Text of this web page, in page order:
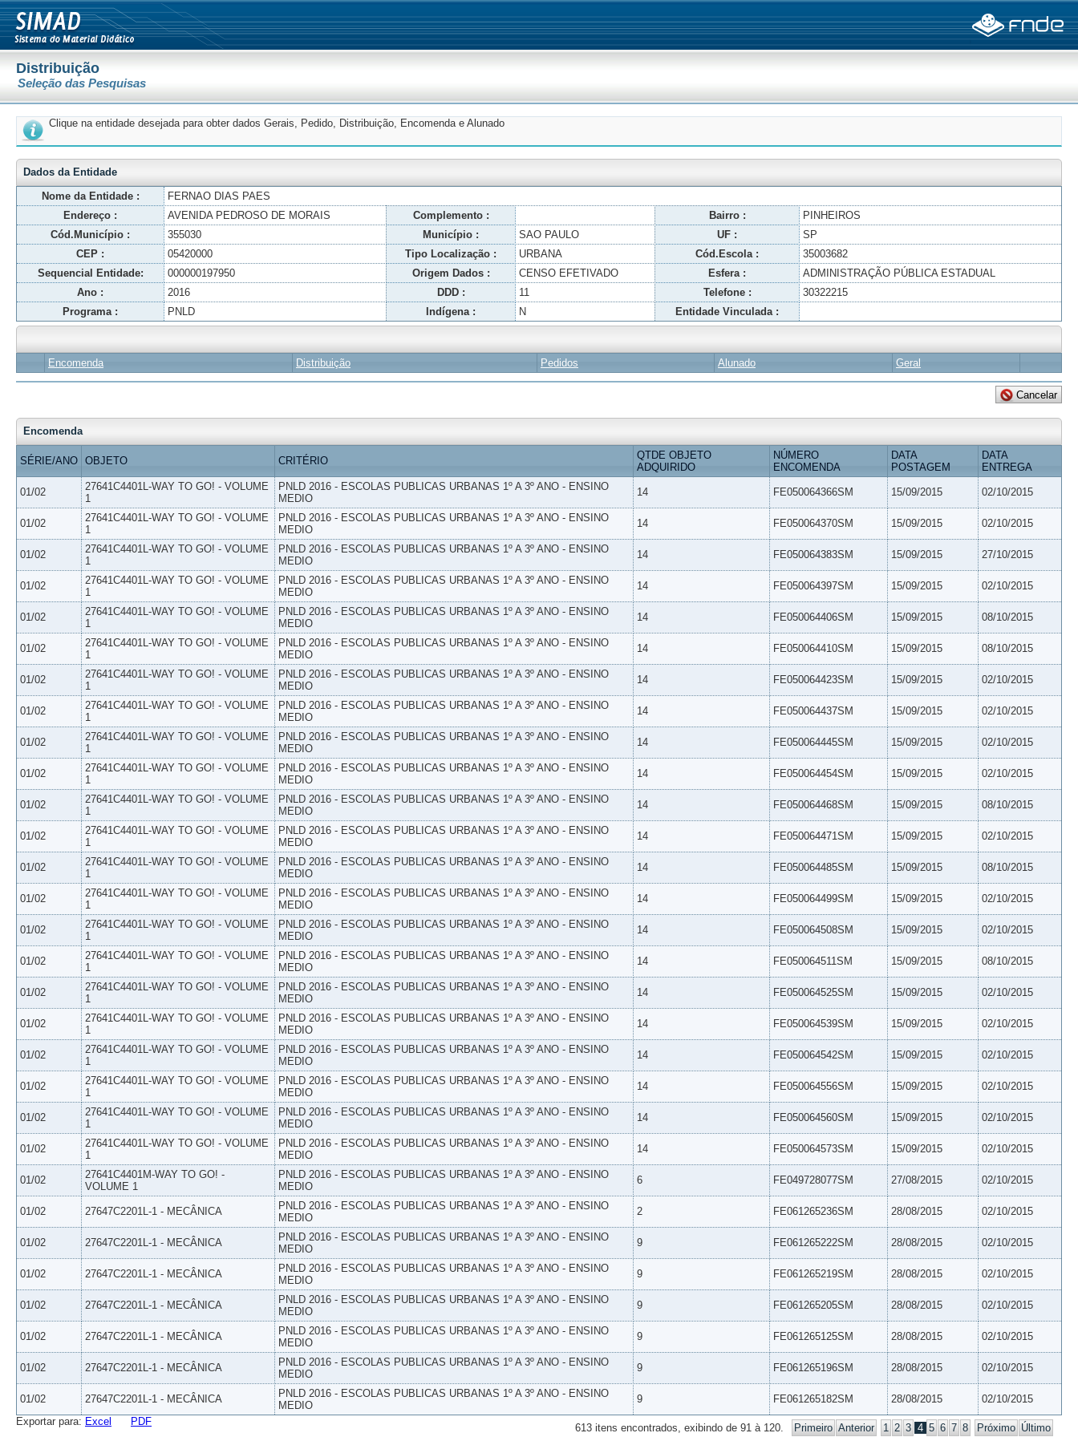
Distribuição
Seleção das Pesquisas
Clique na entidade desejada para obter dados Gerais, Pedido, Distribuição, Encomenda e Alunado
Dados da Entidade
Nome da Entidade :
FERNAO DIAS PAES
Endereço :
AVENIDA PEDROSO DE MORAIS Complemento : Bairro :
PINHEIROS
Cód.Município :
355030 Município : SAO PAULO UF :
SP
CEP :
05420000 Tipo Localização : URBANA Cód.Escola :
35003682
Sequencial Entidade:
000000197950 Origem Dados : CENSO EFETIVADO Esfera :
ADMINISTRAÇÃO PÚBLICA ESTADUAL
Ano :
2016 DDD : 11 Telefone :
30322215
Programa :
PNLD Indígena : N Entidade Vinculada :
Encomenda Distribuição Pedidos Alunado Geral
Encomenda
SÉRIE/ANO OBJETO CRITÉRIO
QTDE OBJETO
ADQUIRIDO
NÚMERO
ENCOMENDA
DATA
POSTAGEM
DATA
ENTREGA
01/02
27641C4401L-WAY TO GO! - VOLUME
1
PNLD 2016 - ESCOLAS PUBLICAS URBANAS 1º A 3º ANO - ENSINO
MEDIO
14 FE050064366SM 15/09/2015 02/10/2015
01/02
27641C4401L-WAY TO GO! - VOLUME
1
PNLD 2016 - ESCOLAS PUBLICAS URBANAS 1º A 3º ANO - ENSINO
MEDIO
14 FE050064370SM 15/09/2015 02/10/2015
01/02
27641C4401L-WAY TO GO! - VOLUME
1
PNLD 2016 - ESCOLAS PUBLICAS URBANAS 1º A 3º ANO - ENSINO
MEDIO
14 FE050064383SM 15/09/2015 27/10/2015
01/02
27641C4401L-WAY TO GO! - VOLUME
1
PNLD 2016 - ESCOLAS PUBLICAS URBANAS 1º A 3º ANO - ENSINO
MEDIO
14 FE050064397SM 15/09/2015 02/10/2015
01/02
27641C4401L-WAY TO GO! - VOLUME
1
PNLD 2016 - ESCOLAS PUBLICAS URBANAS 1º A 3º ANO - ENSINO
MEDIO
14 FE050064406SM 15/09/2015 08/10/2015
01/02
27641C4401L-WAY TO GO! - VOLUME
1
PNLD 2016 - ESCOLAS PUBLICAS URBANAS 1º A 3º ANO - ENSINO
MEDIO
14 FE050064410SM 15/09/2015 08/10/2015
01/02
27641C4401L-WAY TO GO! - VOLUME
1
PNLD 2016 - ESCOLAS PUBLICAS URBANAS 1º A 3º ANO - ENSINO
MEDIO
14 FE050064423SM 15/09/2015 02/10/2015
01/02
27641C4401L-WAY TO GO! - VOLUME
1
PNLD 2016 - ESCOLAS PUBLICAS URBANAS 1º A 3º ANO - ENSINO
MEDIO
14 FE050064437SM 15/09/2015 02/10/2015
01/02
27641C4401L-WAY TO GO! - VOLUME
1
PNLD 2016 - ESCOLAS PUBLICAS URBANAS 1º A 3º ANO - ENSINO
MEDIO
14 FE050064445SM 15/09/2015 02/10/2015
01/02
27641C4401L-WAY TO GO! - VOLUME
1
PNLD 2016 - ESCOLAS PUBLICAS URBANAS 1º A 3º ANO - ENSINO
MEDIO
14 FE050064454SM 15/09/2015 02/10/2015
01/02
27641C4401L-WAY TO GO! - VOLUME
1
PNLD 2016 - ESCOLAS PUBLICAS URBANAS 1º A 3º ANO - ENSINO
MEDIO
14 FE050064468SM 15/09/2015 08/10/2015
01/02
27641C4401L-WAY TO GO! - VOLUME
1
PNLD 2016 - ESCOLAS PUBLICAS URBANAS 1º A 3º ANO - ENSINO
MEDIO
14 FE050064471SM 15/09/2015 02/10/2015
01/02
27641C4401L-WAY TO GO! - VOLUME
1
PNLD 2016 - ESCOLAS PUBLICAS URBANAS 1º A 3º ANO - ENSINO
MEDIO
14 FE050064485SM 15/09/2015 08/10/2015
01/02
27641C4401L-WAY TO GO! - VOLUME
1
PNLD 2016 - ESCOLAS PUBLICAS URBANAS 1º A 3º ANO - ENSINO
MEDIO
14 FE050064499SM 15/09/2015 02/10/2015
01/02
27641C4401L-WAY TO GO! - VOLUME
1
PNLD 2016 - ESCOLAS PUBLICAS URBANAS 1º A 3º ANO - ENSINO
MEDIO
14 FE050064508SM 15/09/2015 02/10/2015
01/02
27641C4401L-WAY TO GO! - VOLUME
1
PNLD 2016 - ESCOLAS PUBLICAS URBANAS 1º A 3º ANO - ENSINO
MEDIO
14 FE050064511SM 15/09/2015 08/10/2015
01/02
27641C4401L-WAY TO GO! - VOLUME
1
PNLD 2016 - ESCOLAS PUBLICAS URBANAS 1º A 3º ANO - ENSINO
MEDIO
14 FE050064525SM 15/09/2015 02/10/2015
01/02
27641C4401L-WAY TO GO! - VOLUME
1
PNLD 2016 - ESCOLAS PUBLICAS URBANAS 1º A 3º ANO - ENSINO
MEDIO
14 FE050064539SM 15/09/2015 02/10/2015
01/02
27641C4401L-WAY TO GO! - VOLUME
1
PNLD 2016 - ESCOLAS PUBLICAS URBANAS 1º A 3º ANO - ENSINO
MEDIO
14 FE050064542SM 15/09/2015 02/10/2015
01/02
27641C4401L-WAY TO GO! - VOLUME
1
PNLD 2016 - ESCOLAS PUBLICAS URBANAS 1º A 3º ANO - ENSINO
MEDIO
14 FE050064556SM 15/09/2015 02/10/2015
01/02
27641C4401L-WAY TO GO! - VOLUME
1
PNLD 2016 - ESCOLAS PUBLICAS URBANAS 1º A 3º ANO - ENSINO
MEDIO
14 FE050064560SM 15/09/2015 02/10/2015
01/02
27641C4401L-WAY TO GO! - VOLUME
1
PNLD 2016 - ESCOLAS PUBLICAS URBANAS 1º A 3º ANO - ENSINO
MEDIO
14 FE050064573SM 15/09/2015 02/10/2015
01/02
27641C4401M-WAY TO GO! -
VOLUME 1
PNLD 2016 - ESCOLAS PUBLICAS URBANAS 1º A 3º ANO - ENSINO
MEDIO
6 FE049728077SM 27/08/2015 02/10/2015
01/02 27647C2201L-1 - MECÂNICA
PNLD 2016 - ESCOLAS PUBLICAS URBANAS 1º A 3º ANO - ENSINO
MEDIO
2 FE061265236SM 28/08/2015 02/10/2015
01/02 27647C2201L-1 - MECÂNICA
PNLD 2016 - ESCOLAS PUBLICAS URBANAS 1º A 3º ANO - ENSINO
MEDIO
9 FE061265222SM 28/08/2015 02/10/2015
01/02 27647C2201L-1 - MECÂNICA
PNLD 2016 - ESCOLAS PUBLICAS URBANAS 1º A 3º ANO - ENSINO
MEDIO
9 FE061265219SM 28/08/2015 02/10/2015
01/02 27647C2201L-1 - MECÂNICA
PNLD 2016 - ESCOLAS PUBLICAS URBANAS 1º A 3º ANO - ENSINO
MEDIO
9 FE061265205SM 28/08/2015 02/10/2015
01/02 27647C2201L-1 - MECÂNICA
PNLD 2016 - ESCOLAS PUBLICAS URBANAS 1º A 3º ANO - ENSINO
MEDIO
9 FE061265125SM 28/08/2015 02/10/2015
01/02 27647C2201L-1 - MECÂNICA
PNLD 2016 - ESCOLAS PUBLICAS URBANAS 1º A 3º ANO - ENSINO
MEDIO
9 FE061265196SM 28/08/2015 02/10/2015
01/02 27647C2201L-1 - MECÂNICA
PNLD 2016 - ESCOLAS PUBLICAS URBANAS 1º A 3º ANO - ENSINO
MEDIO
9 FE061265182SM 28/08/2015 02/10/2015
613 itens encontrados, exibindo de 91 à 120. Primeiro Anterior 1 2 3 4 5 6 7 8 Próximo Último
Exportar para: Excel PDF